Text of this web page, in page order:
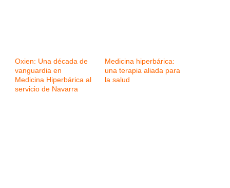
Oxien: Una década de
vanguardia en
Medicina Hiperbárica al
servicio de Navarra
Medicina hiperbárica:
una terapia aliada para
la salud